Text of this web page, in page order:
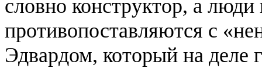
словно конструктор, а
противопоставляются с
Эдвардом, который на деле